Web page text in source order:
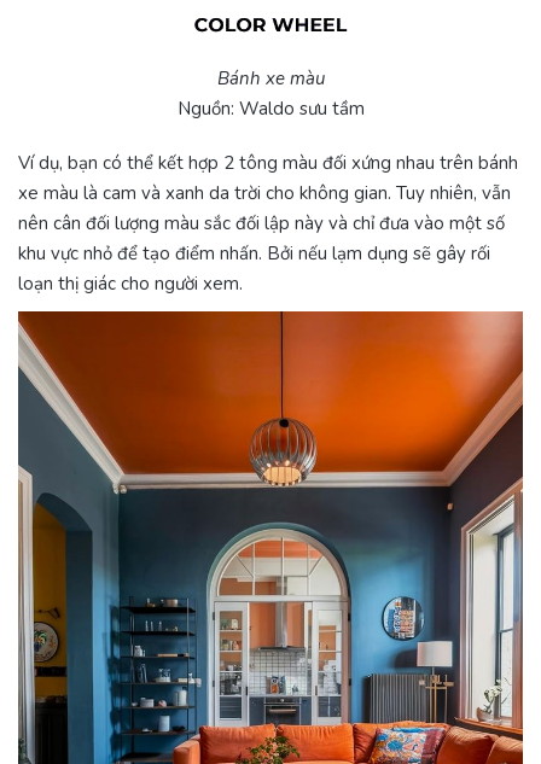
Bánh xe màu
Nguồn: Waldo sưu tầm
Ví dụ, bạn có thể kết hợp 2 tông màu đối xứng nhau trên bánh
xe màu là cam và xanh da trời cho không gian. Tuy nhiên, vẫn
nên cân đối lượng màu sắc đối lập này và chỉ đưa vào một số
khu vực nhỏ để tạo điểm nhấn. Bởi nếu lạm dụng sẽ gây rối
loạn thị giác cho người xem.